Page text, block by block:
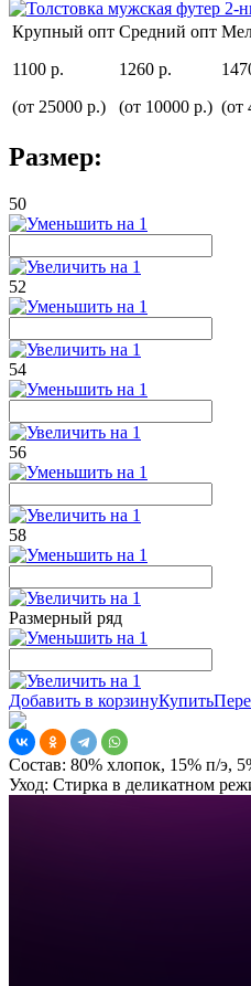
Крупный опт
1100 р.
(от 25000 р.)
Средний опт
1260 р.
(от 10000 р.) (от
Размер:
50
52
54
56
58
Размерный ряд
Добавить в корзинуКупить
Состав: 80% хлопок, 15% п/э,
Уход: Стирка в деликатном